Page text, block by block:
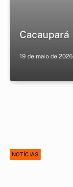
Cacaupará
19 de maio de 2026
NOTÍCIAS